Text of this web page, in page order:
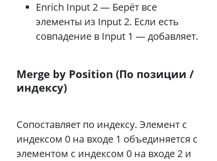
Enrich Input 2 — Берёт все
элементы из Input 2. Если есть
совпадение в Input 1 — добавляет.
Merge by Position (По позиции /
индексу)
Сопоставляет по индексу. Элемент с
индексом 0 на входе 1 объединяется с
элементом с индексом 0 на входе 2 и